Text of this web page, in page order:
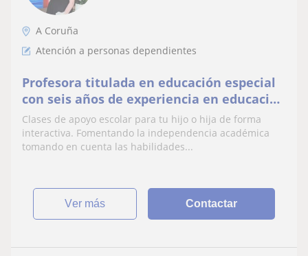
A Coruña
Atención a personas dependientes
Profesora titulada en educación especial
con seis años de experiencia en educación
infantil y primaria bilingüe
Clases de apoyo escolar para tu hijo o hija de forma
interactiva. Fomentando la independencia académica
tomando en cuenta las habilidades...
ver más Contactar